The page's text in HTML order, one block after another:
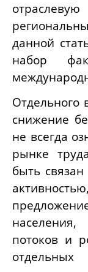
данной
набор
Отдельного
снижение
не всегда
рынке
быть
потоков и
отдельных